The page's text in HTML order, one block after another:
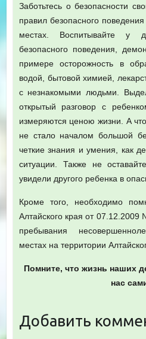
Заботьтесь о безопасности
правил безопасного
местах. Воспитывайте у
безопасного поведения,
примере осторожность в
водой, бытовой химией,
с незнакомыми людьми.
открытый разговор с
измеряются ценою жизни. А
не стало началом большой
четкие знания и умения, как
ситуации. Также не
увидели другого ребенка в
Кроме того, необходимо
Алтайского края от
пребывания
местах на территории
Помните, что жизнь наших
нас
Добавить